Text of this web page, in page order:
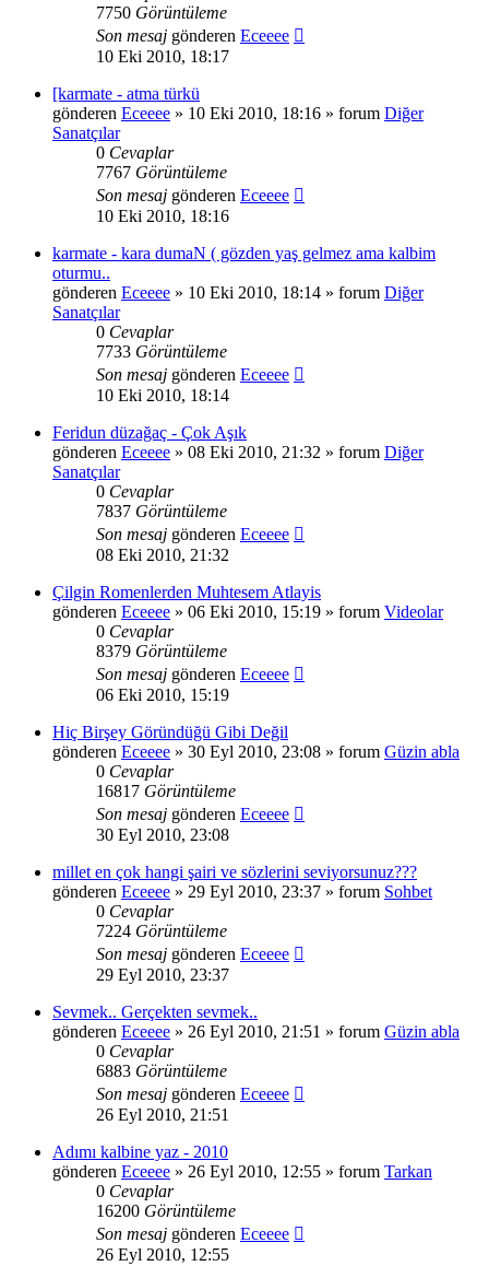
7750 Görüntüleme
Son mesaj gönderen Eceeee
10 Eki 2010, 18:17
[karmate - atma türkü
gönderen Eceeee » 10 Eki 2010, 18:16 » forum Diğer
Sanatçılar
0 Cevaplar
7767 Görüntüleme
Son mesaj gönderen Eceeee
10 Eki 2010, 18:16
karmate - kara dumaN ( gözden yaş gelmez ama kalbim
oturmu..
gönderen Eceeee » 10 Eki 2010, 18:14 » forum Diğer
Sanatçılar
0 Cevaplar
7733 Görüntüleme
Son mesaj gönderen Eceeee
10 Eki 2010, 18:14
Feridun düzağaç - Çok Aşık
gönderen Eceeee » 08 Eki 2010, 21:32 » forum Diğer
Sanatçılar
0 Cevaplar
7837 Görüntüleme
Son mesaj gönderen Eceeee
08 Eki 2010, 21:32
Çilgin Romenlerden Muhtesem Atlayis
gönderen Eceeee » 06 Eki 2010, 15:19 » forum Videolar
0 Cevaplar
8379 Görüntüleme
Son mesaj gönderen Eceeee
06 Eki 2010, 15:19
Hiç Birşey Göründüğü Gibi Değil
gönderen Eceeee » 30 Eyl 2010, 23:08 » forum Güzin abla
0 Cevaplar
16817 Görüntüleme
Son mesaj gönderen Eceeee
30 Eyl 2010, 23:08
millet en çok hangi şairi ve sözlerini seviyorsunuz???
gönderen Eceeee » 29 Eyl 2010, 23:37 » forum Sohbet
0 Cevaplar
7224 Görüntüleme
Son mesaj gönderen Eceeee
29 Eyl 2010, 23:37
Sevmek.. Gerçekten sevmek..
gönderen Eceeee » 26 Eyl 2010, 21:51 » forum Güzin abla
0 Cevaplar
6883 Görüntüleme
Son mesaj gönderen Eceeee
26 Eyl 2010, 21:51
Adımı kalbine yaz - 2010
gönderen Eceeee » 26 Eyl 2010, 12:55 » forum Tarkan
0 Cevaplar
16200 Görüntüleme
Son mesaj gönderen Eceeee
26 Eyl 2010, 12:55